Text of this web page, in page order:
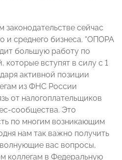
законодательстве сейчас
и среднего бизнеса. “ОПОРА
большую работу по
которые вступят в силу с 1
активной позиции
из ФНС России
от налогоплательщиков
сообщества. Это
по многим возникающим
нам так важно получить
вас вопросы,
коллегам в Федеральную